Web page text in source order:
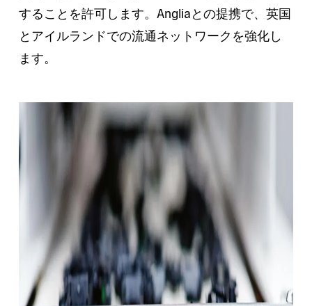
することを許可します。Angliaとの提携で、英国
とアイルランドでの流通ネットワークを強化し
ます。